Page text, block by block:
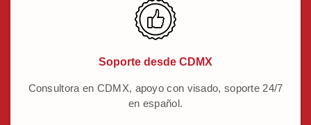
Soporte desde CDMX
Consultora en CDMX, apoyo con visado, soporte 24/7
en español.